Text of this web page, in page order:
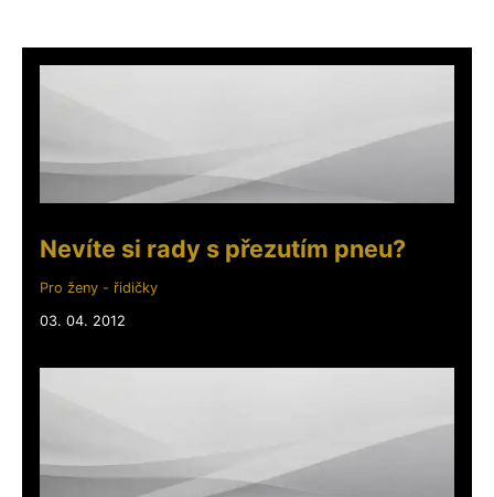
Nevíte si rady s přezutím pneu?
Pro ženy - řidičky
03. 04. 2012